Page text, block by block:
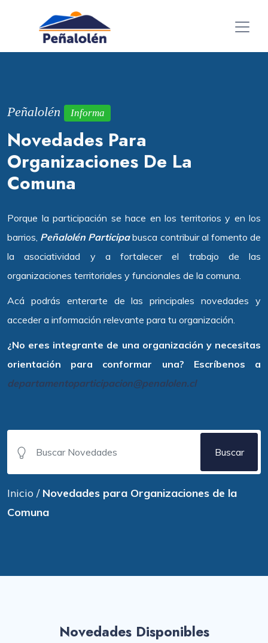
Peñalolén Informa
Novedades Para
Organizaciones De La
Comuna
Porque la participación se hace en los territorios y en los
barrios, Peñalolén Participabusca contribuir al fomento de
la asociatividad y a fortalecer el trabajo de las
organizaciones territoriales y funcionales de la comuna.
Acá podrás enterarte de las principales novedades y
acceder a información relevante para tu organización.
¿No eres integrante de una organización y necesitas
orientación para conformar una? Escríbenos a
departamentoparticipacion@penalolen.cl
Buscar
Inicio / Novedades para Organizaciones de la
Comuna
Novedades Disponibles